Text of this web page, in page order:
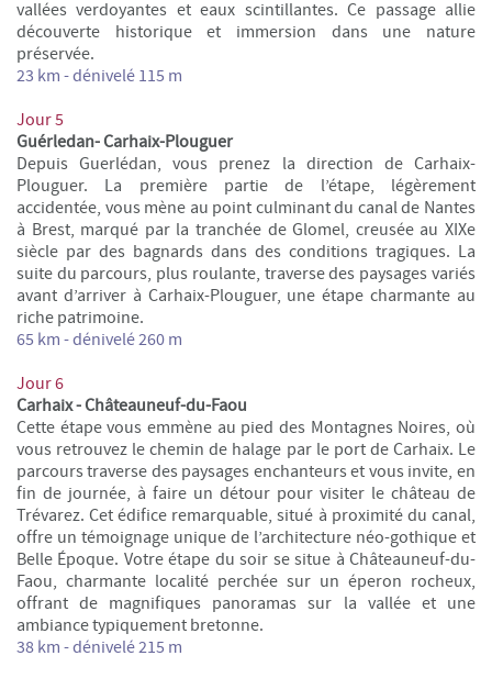
vallées verdoyantes et eaux scintillantes. Ce passage allie
découverte historique et immersion dans une nature
préservée.
23 km - dénivelé 115 m
Jour 5
Guérledan-Carhaix-Plouguer
Depuis Guerlédan, vous prenez la direction de Carhaix-
Plouguer. La première partie de l’étape, légèrement
accidentée, vous mène au point culminant du canal de Nantes
à Brest, marqué par la tranchée de Glomel, creusée au XIXe
siècle par des bagnards dans des conditions tragiques. La
suite du parcours, plus roulante, traverse des paysages variés
avant d’arriver à Carhaix-Plouguer, une étape charmante au
riche patrimoine.
65 km - dénivelé 260 m
Jour 6
Carhaix - Châteauneuf-du-Faou
Cette étape vous emmène au pied des Montagnes Noires, où
vous retrouvez le chemin de halage par le port de Carhaix. Le
parcours traverse des paysages enchanteurs et vous invite, en
fin de journée, à faire un détour pour visiter le château de
Trévarez. Cet édifice remarquable, situé à proximité du canal,
offre un témoignage unique de l’architecture néo-gothique et
Belle Époque. Votre étape du soir se situe à Châteauneuf-du-
Faou, charmante localité perchée sur un éperon rocheux,
offrant de magnifiques panoramas sur la vallée et une
ambiance typiquement bretonne.
38 km - dénivelé 215 m